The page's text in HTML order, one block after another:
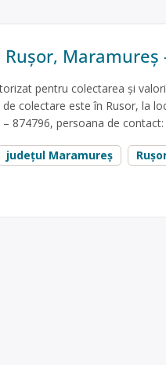
Maramureș –
pentru colectarea și
colectare este în Rusor, la
874796, persoana de contact:
județul Maramureș